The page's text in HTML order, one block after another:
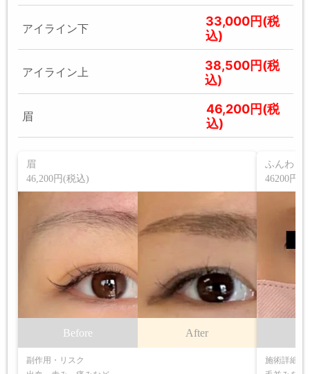
アイライン下
33,000円(税
込)
アイライン上
38,500円(税
込)
眉
46,200円(税
込)
眉
46,200円(税込)
Before After
副作用・リスク
ふんわり
46200円(
施術詳細